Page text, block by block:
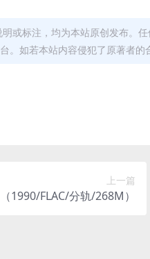
或标注，均为本站原创发布。
。如若本站内容侵犯了原著者的
上一篇
1990/FLAC/分轨/268M）